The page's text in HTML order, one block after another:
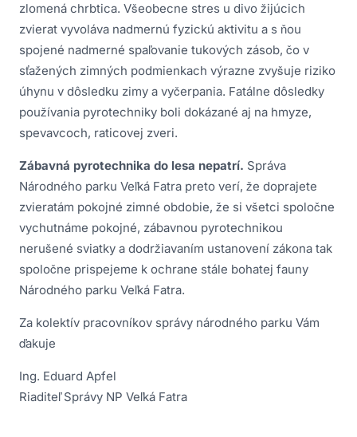
zlomená chrbtica. Všeobecne stres u divo žijúcich
zvierat vyvoláva nadmernú fyzickú aktivitu a s ňou
spojené nadmerné spaľovanie tukových zásob, čo v
sťažených zimných podmienkach výrazne zvyšuje riziko
úhynu v dôsledku zimy a vyčerpania. Fatálne dôsledky
používania pyrotechniky boli dokázané aj na hmyze,
spevavcoch, raticovej zveri.
Zábavná pyrotechnika do lesa nepatrí. Správa
Národného parku Veľká Fatra preto verí, že doprajete
zvieratám pokojné zimné obdobie, že si všetci spoločne
vychutnáme pokojné, zábavnou pyrotechnikou
nerušené sviatky a dodržiavaním ustanovení zákona tak
spoločne prispejeme k ochrane stále bohatej fauny
Národného parku Veľká Fatra.
Za kolektív pracovníkov správy národného parku Vám
ďakuje
Ing. Eduard Apfel
Riaditeľ Správy NP Veľká Fatra